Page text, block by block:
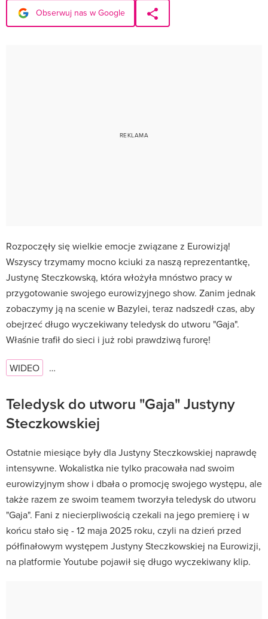
Obserwuj nas w Google
Rozpoczęły się wielkie emocje związane z Eurowizją!
Wszyscy trzymamy mocno kciuki za naszą reprezentantkę,
Justynę Steczkowską, która włożyła mnóstwo pracy w
przygotowanie swojego eurowizyjnego show. Zanim jednak
zobaczymy ją na scenie w Bazylei, teraz nadszedł czas, aby
obejrzeć długo wyczekiwany teledysk do utworu "Gaja".
Właśnie trafił do sieci i już robi prawdziwą furorę!
WIDEO …
Teledysk do utworu "Gaja" Justyny
Steczkowskiej
Ostatnie miesiące były dla Justyny Steczkowskiej naprawdę
intensywne. Wokalistka nie tylko pracowała nad swoim
eurowizyjnym show i dbała o promocję swojego występu, ale
także razem ze swoim teamem tworzyła teledysk do utworu
"Gaja". Fani z niecierpliwością czekali na jego premierę i w
końcu stało się - 12 maja 2025 roku, czyli na dzień przed
półfinałowym występem Justyny Steczkowskiej na Eurowizji,
na platformie Youtube pojawił się długo wyczekiwany klip.